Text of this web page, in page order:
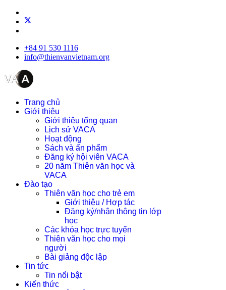
+84 91 530 1116
info@thienvanvietnam.org
Trang chủ
Giới thiệu
Giới thiệu tổng quan
Lịch sử VACA
Hoạt động
Sách và ấn phẩm
Đăng ký hội viên VACA
20 năm Thiên văn học và
VACA
Đào tạo
Thiên văn học cho trẻ em
Giới thiệu / Hợp tác
Đăng ký/nhận thông tin lớp
học
Các khóa học trực tuyến
Thiên văn học cho mọi
người
Bài giảng độc lập
Tin tức
Tin nổi bật
Kiến thức